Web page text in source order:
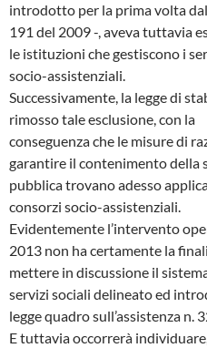
introdotto per la prima volta
191 del 2009 -, aveva tuttavia
le istituzioni che gestiscono i
socio-assistenziali.
Successivamente, la legge di
rimosso tale esclusione, con la
conseguenza che le misure di
garantire il contenimento della
pubblica trovano adesso
consorzi socio-assistenziali.
Evidentemente l’intervento
2013 non ha certamente la
mettere in discussione il
servizi sociali delineato ed
legge quadro sull’assistenza n.
E tuttavia occorrerà